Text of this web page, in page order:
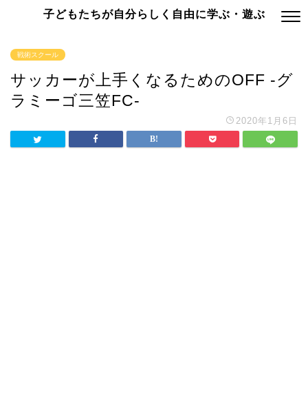
子どもたちが自分らしく自由に学ぶ・遊ぶ
戦術スクール
サッカーが上手くなるためのOFF -グ
ラミーゴ三笠FC-
2020年1月6日